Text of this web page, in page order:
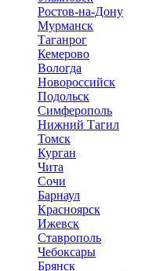
Ростов-на-Дону
Мурманск
Таганрог
Кемерово
Вологда
Новороссийск
Подольск
Симферополь
Нижний Тагил
Томск
Курган
Чита
Сочи
Барнаул
Красноярск
Ижевск
Ставрополь
Чебоксары
Брянск